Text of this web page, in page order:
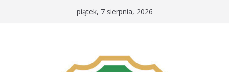
piątek, 7 sierpnia, 2026